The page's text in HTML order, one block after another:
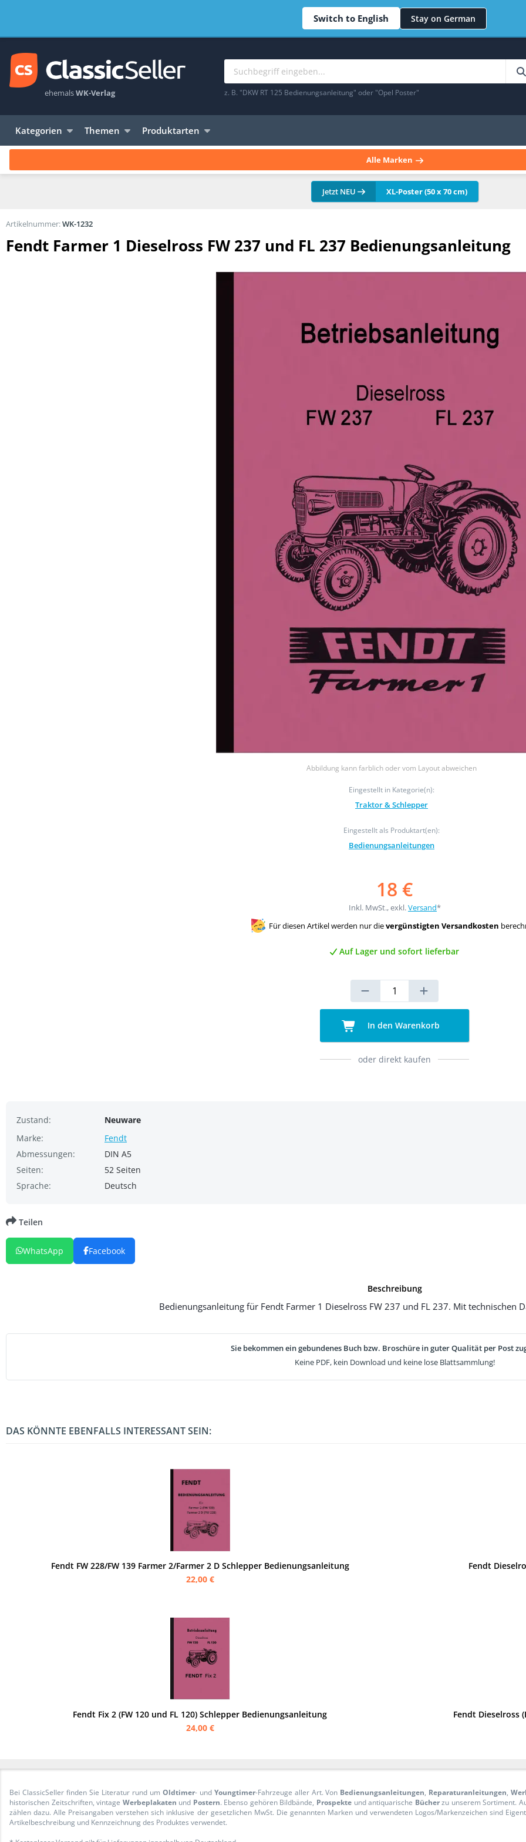
Switch to English Stay on German
ehemalsWK-Verlag z. B. "DKW RT 125 Bedienungsanleitung" oder "Opel Poster"
Kategorien Themen Produktarten
Alle Marken
Jetzt NEU XL-Poster (50 x 70 cm)
Fendt Farmer 1 Dieselross FW 237 und FL 237 Bedienungsanleitung
Abbildung kann farblich oder vom Layout abweichen
Eingestellt in Kategorie(n):
Traktor & Schlepper
Eingestellt als Produktart(en):
Bedienungsanleitungen
Artikelnummer:WK-1232
18 €
Inkl. MwSt., exkl.Versand*
Für diesen Artikel werden nur dievergünstigten Versandkosten
Auf Lager und sofort lieferbar
In den Warenkorb
oder direkt kaufen
Zustand:
Neuware
Marke:
Fendt
Abmessungen:
DIN A5
Seiten:
52 Seiten
Sprache:
Deutsch
Beschreibung
Bedienungsanleitung für Fendt Farmer 1 Dieselross FW 237 und FL 237. Mit technischen
Sie bekommen ein gebundenes Buch bzw. Broschüre in guter Qualität per Post
Keine PDF, kein Download und keine lose Blattsammlung!
Teilen
WhatsApp Facebook
DAS KÖNNTE EBENFALLS INTERESSANT SEIN:
Fendt FW 228/FW 139 Farmer 2/Farmer 2 D Schlepper Bedienungsanleitung
22,00 €
Fendt
Fendt Fix 2 (FW 120 und FL 120) Schlepper Bedienungsanleitung
24,00 €
Fendt Dieselross
Bei ClassicSeller finden Sie Literatur rund um Oldtimer- und Youngtimer-Fahrzeuge aller Art. Von Bedienungsanleitungen, Reparaturanleitungen,
historischen Zeitschriften, vintage Werbeplakaten und Postern. Ebenso gehören Bildbände, Prospekte und antiquarische Bücherzu unserem Sortiment.
zählen dazu. Alle Preisangaben verstehen sich inklusive der gesetzlichen MwSt. Die genannten Marken und verwendeten Logos/Markenzeichen sind
Artikelbeschreibung und Kennzeichnung des Produktes verwendet.